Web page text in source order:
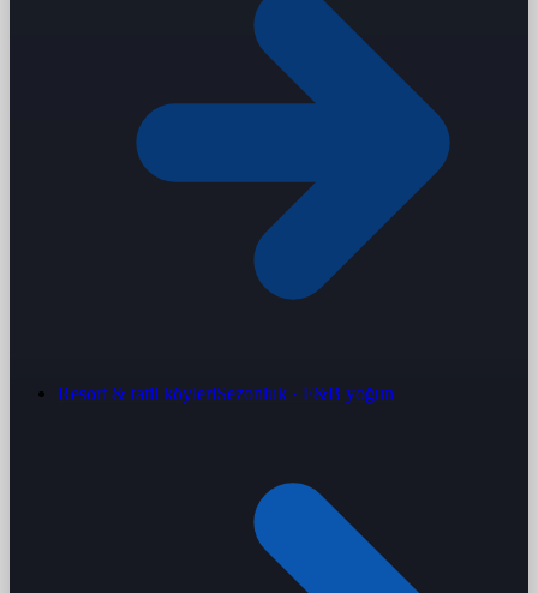
Resort & tatil köyleriSezonluk · F&B yoğun